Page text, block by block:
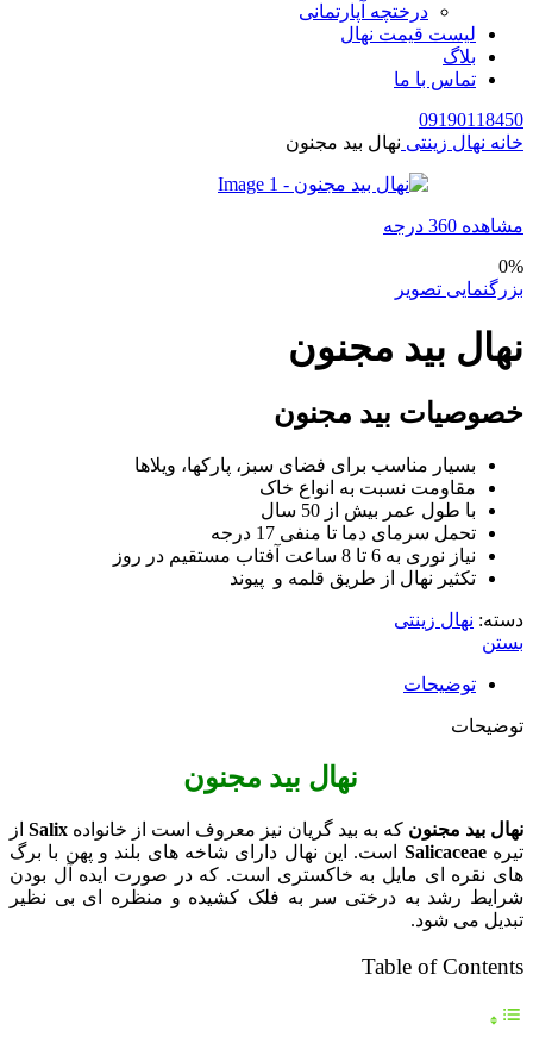
درختچه آپارتمانی
لیست قیمت نهال
بلاگ
تماس با ما
09190118450
خانه نهال زینتی نهال بید مجنون
مشاهده 360 درجه
0%
بزرگنمایی تصویر
نهال بید مجنون
خصوصیات بید مجنون
بسیار مناسب برای فضای سبز، پارکها، ویلاها
مقاومت نسبت به انواع خاک
با طول عمر بیش از 50 سال
تحمل سرمای دما تا منفی 17 درجه
نیاز نوری به 6 تا 8 ساعت آفتاب مستقیم در روز
تکثیر نهال از طریق قلمه و پیوند
دسته: نهال زینتی
بستن
توضیحات
توضیحات
نهال بید مجنون
نهال بید مجنون که به بید گریان نیز معروف است از خانواده
از
تیرهSalicaceae است. این نهال دارای شاخه های بلند و پهن با برگ
های نقره ای مایل به خاکستری است. که در صورت ایده آل بودن
شرایط رشد به درختی سر به فلک کشیده و منظره ای بی نظیر
تبدیل می شود.
Table of Contents